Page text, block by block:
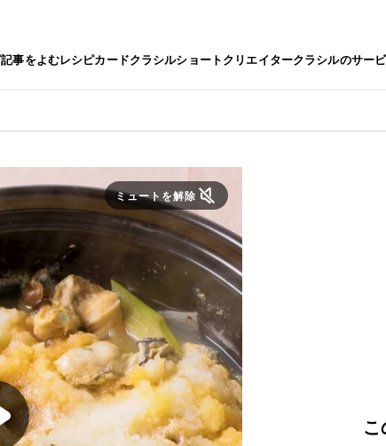
記事をよむレシピカードクラシルショートクリエイタークラシルのサー
ミュートを解除